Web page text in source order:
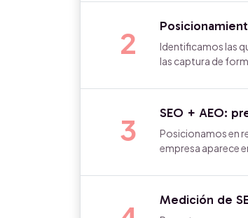
2
Identificamos las
las captura de
3 SEO + AEO:
Posicionamos en
empresa aparece
Medición de